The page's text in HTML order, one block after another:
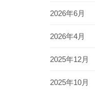
2026年6月
2026年4月
2025年12月
2025年10月